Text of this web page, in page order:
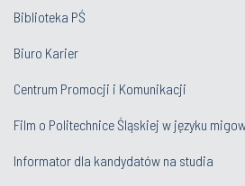
Biblioteka PŚ
Biuro Karier
Centrum Promocji i Komunikacji
Film o Politechnice Śląskiej w języku
Informator dla kandydatów na studia